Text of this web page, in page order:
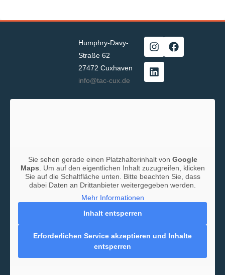
Humphry-Davy-
Straße 62
27472 Cuxhaven
info@tac-cux.de
Sie sehen gerade einen Platzhalterinhalt von Google
Maps . Um auf den eigentlichen Inhalt zuzugreifen, klicken
Sie auf die Schaltfläche unten. Bitte beachten Sie, dass
dabei Daten an Drittanbieter weitergegeben werden.
Mehr Informationen
Inhalt entsperren
Erforderlichen Service akzeptieren und Inhalte
entsperren